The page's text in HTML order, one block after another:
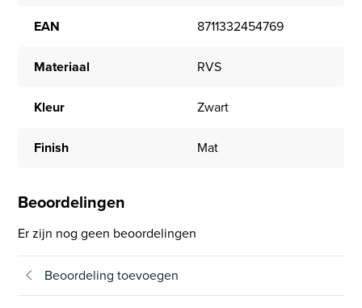
EAN 8711332454769
Materiaal RVS
Kleur Zwart
Finish Mat
Beoordelingen
Er zijn nog geen beoordelingen
Beoordeling toevoegen